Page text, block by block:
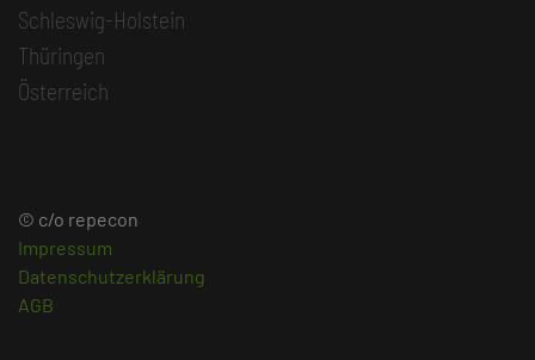
Schleswig-Holstein
Thüringen
Österreich
© c/o repecon
Impressum
Datenschutzerklärung
AGB